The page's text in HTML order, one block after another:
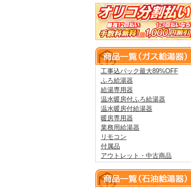
工事込パック最大89%OFF
ふろ給湯器
給湯専用器
温水暖房付ふろ給湯器
温水暖房付給湯器
暖房専用器
業務用給湯器
リモコン
付属品
アウトレット・中古商品